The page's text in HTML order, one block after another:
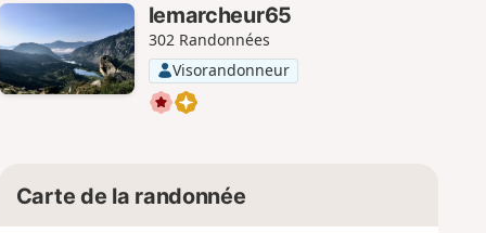
lemarcheur65
302 Randonnées
Visorandonneur
Carte de la randonnée